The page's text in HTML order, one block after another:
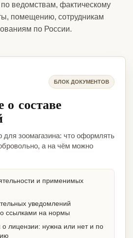
ведомствам, фактическому
помещению, сотрудникам
по России.
БЛОК ДОКУМЕНТОВ
составе
зоомагазина: что оформлять
а на чём можно
и применимых
уведомлений
ссылками на нормы
о лицензии: нужна или нет и по